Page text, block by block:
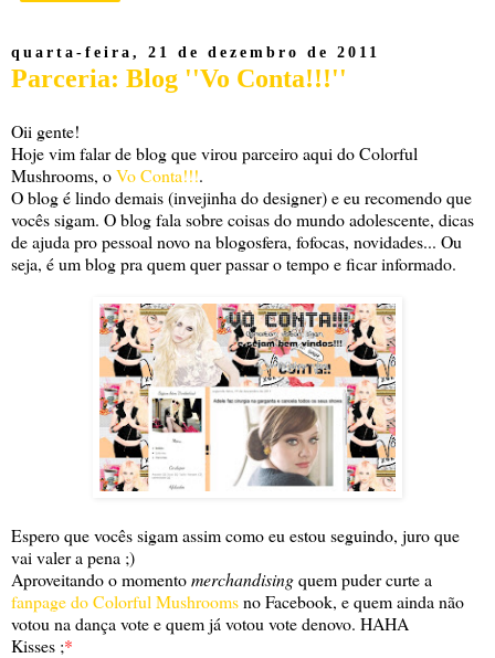
quarta-feira, 21 de dezembro de 2011
Parceria: Blog ''Vo Conta!!!''
Oii gente!
Hoje vim falar de blog que virou parceiro aqui do Colorful
Mushrooms, oVo Conta!!!.
O blog é lindo demais (invejinha do designer) e eu recomendo que
vocês sigam. O blog fala sobre coisas do mundo adolescente, dicas
de ajuda pro pessoal novo na blogosfera, fofocas, novidades... Ou
seja, é um blog pra quem quer passar o tempo e ficar informado.
Espero que vocês sigam assim como eu estou seguindo, juro que
vai valer a pena ;)
Aproveitando o momentomerchandisingquem puder curte a
fanpage do Colorful Mushroomsno Facebook, e quem ainda não
votou na dança vote e quem já votou vote denovo. HAHA
Kisses ;*